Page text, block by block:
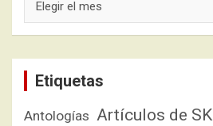
Etiquetas
Antologías Artículos de SK